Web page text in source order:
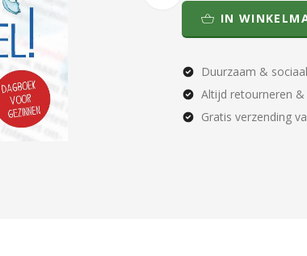
IN
Duurzaam & sociaal
Altijd retourneren &
Gratis verzending